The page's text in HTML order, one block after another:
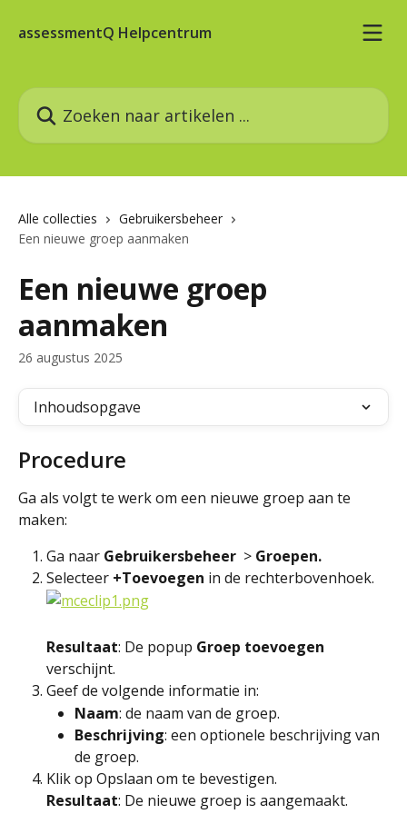
assessmentQ Helpcentrum
Zoeken naar artikelen ...
Alle collecties
Gebruikersbeheer
Een nieuwe groep aanmaken
Een nieuwe groep
aanmaken
26 augustus 2025
Inhoudsopgave
Procedure
Ga als volgt te werk om een nieuwe groep aan te
maken:
Ga naar Gebruikersbeheer > Groepen.
Selecteer +Toevoegen in de rechterbovenhoek.
Resultaat: De popup Groep toevoegen
verschijnt.
Geef de volgende informatie in:
Naam: de naam van de groep.
Beschrijving: een optionele beschrijving van
de groep.
Klik op Opslaan om te bevestigen.
Resultaat: De nieuwe groep is aangemaakt.